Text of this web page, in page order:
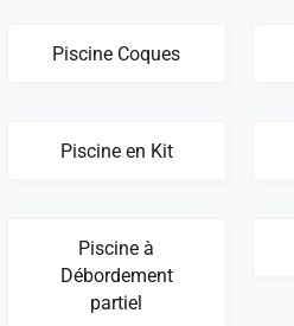
Piscine Coques
Piscine en Kit
Piscine à
Débordement
partiel